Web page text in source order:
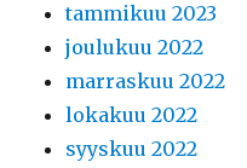
tammikuu 2023
joulukuu 2022
marraskuu 2022
lokakuu 2022
syyskuu 2022